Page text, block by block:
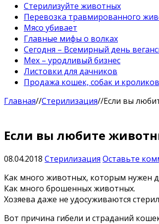
Стерилизуйте животных
Перевозка травмированного
Мясо убивает
Главные мифы о волках
Сегодня – Всемирный день
Мех – уродливый бизнес
Листовки для дачников
Продажа кошек, собак и
Главная//Стерилизация//Если вы
Если вы любите
08.04.2018 Стерилизация Оставьте
Как много животных, которым нужен
Как много брошенных животных.
Хозяева даже не удосуживаются
Вот причина гибели и страданий